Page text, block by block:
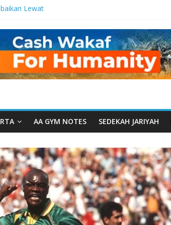
Lewat
Manfaat
dari Serua:
Yayasan
Daarut Tauhiid
Ketika
Wakaf
Wakaf
AA GYM NOTES SEDEKAH JARIYAH